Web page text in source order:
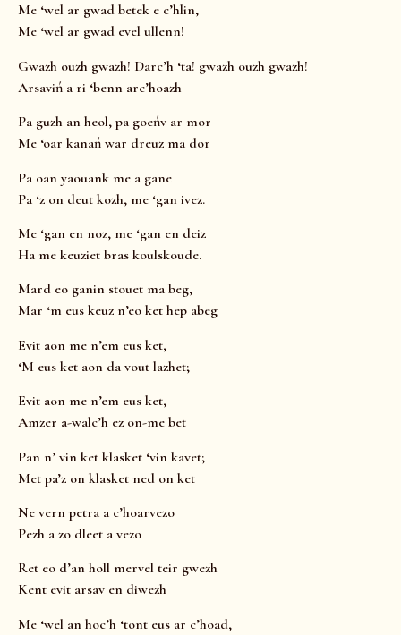
Me ‘wel ar gwad betek e c’hlin,
Me ‘wel ar gwad evel ullenn!
Gwazh ouzh gwazh! Darc’h ‘ta! gwazh ouzh gwazh!
Arsaviń a ri ‘benn arc’hoazh
Pa guzh an heol, pa goeńv ar mor
Me ‘oar kanań war dreuz ma dor
Pa oan yaouank me a gane
Pa ‘z on deut kozh, me ‘gan ivez.
Me ‘gan en noz, me ‘gan en deiz
Ha me keuziet bras koulskoude.
Mard eo ganin stouet ma beg,
Mar ‘m eus keuz n’eo ket hep abeg
Evit aon me n’em eus ket,
‘M eus ket aon da vout lazhet;
Evit aon me n’em eus ket,
Amzer a-walc’h ez on-me bet
Pan n’ vin ket klasket ‘vin kavet;
Met pa’z on klasket ned on ket
Ne vern petra a c’hoarvezo
Pezh a zo dleet a vezo
Ret eo d’an holl mervel teir gwezh
Kent evit arsav en diwezh
Me ‘wel an hoc’h ‘tont eus ar c’hoad,